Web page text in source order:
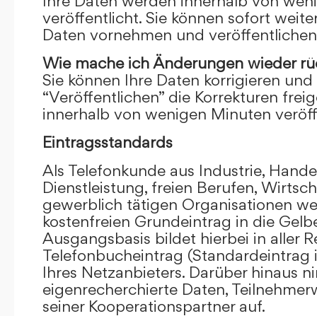
veröffentlicht. Sie können sofort
Daten vornehmen und
Wie mache ich Änderungen wieder
Sie können Ihre Daten korrigieren
“Veröffentlichen” die Korrekturen
innerhalb von wenigen Minuten
Eintragsstandards
Als Telefonkunde aus Industrie,
Dienstleistung, freien Berufen,
gewerblich tätigen Organisationen
kostenfreien Grundeintrag in die
Ausgangsbasis bildet hierbei in aller
Telefonbucheintrag (Standardeintrag
Ihres Netzanbieters. Darüber hinaus
eigenrecherchierte Daten,
seiner Kooperationspartner auf.